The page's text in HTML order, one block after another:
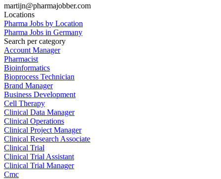
martijn@pharmajobber.com
Locations
Pharma Jobs by Location
Pharma Jobs in Germany
Search per category
Account Manager
Pharmacist
Bioinformatics
Bioprocess Technician
Brand Manager
Business Development
Cell Therapy
Clinical Data Manager
Clinical Operations
Clinical Project Manager
Clinical Research Associate
Clinical Trial
Clinical Trial Assistant
Clinical Trial Manager
Cmc